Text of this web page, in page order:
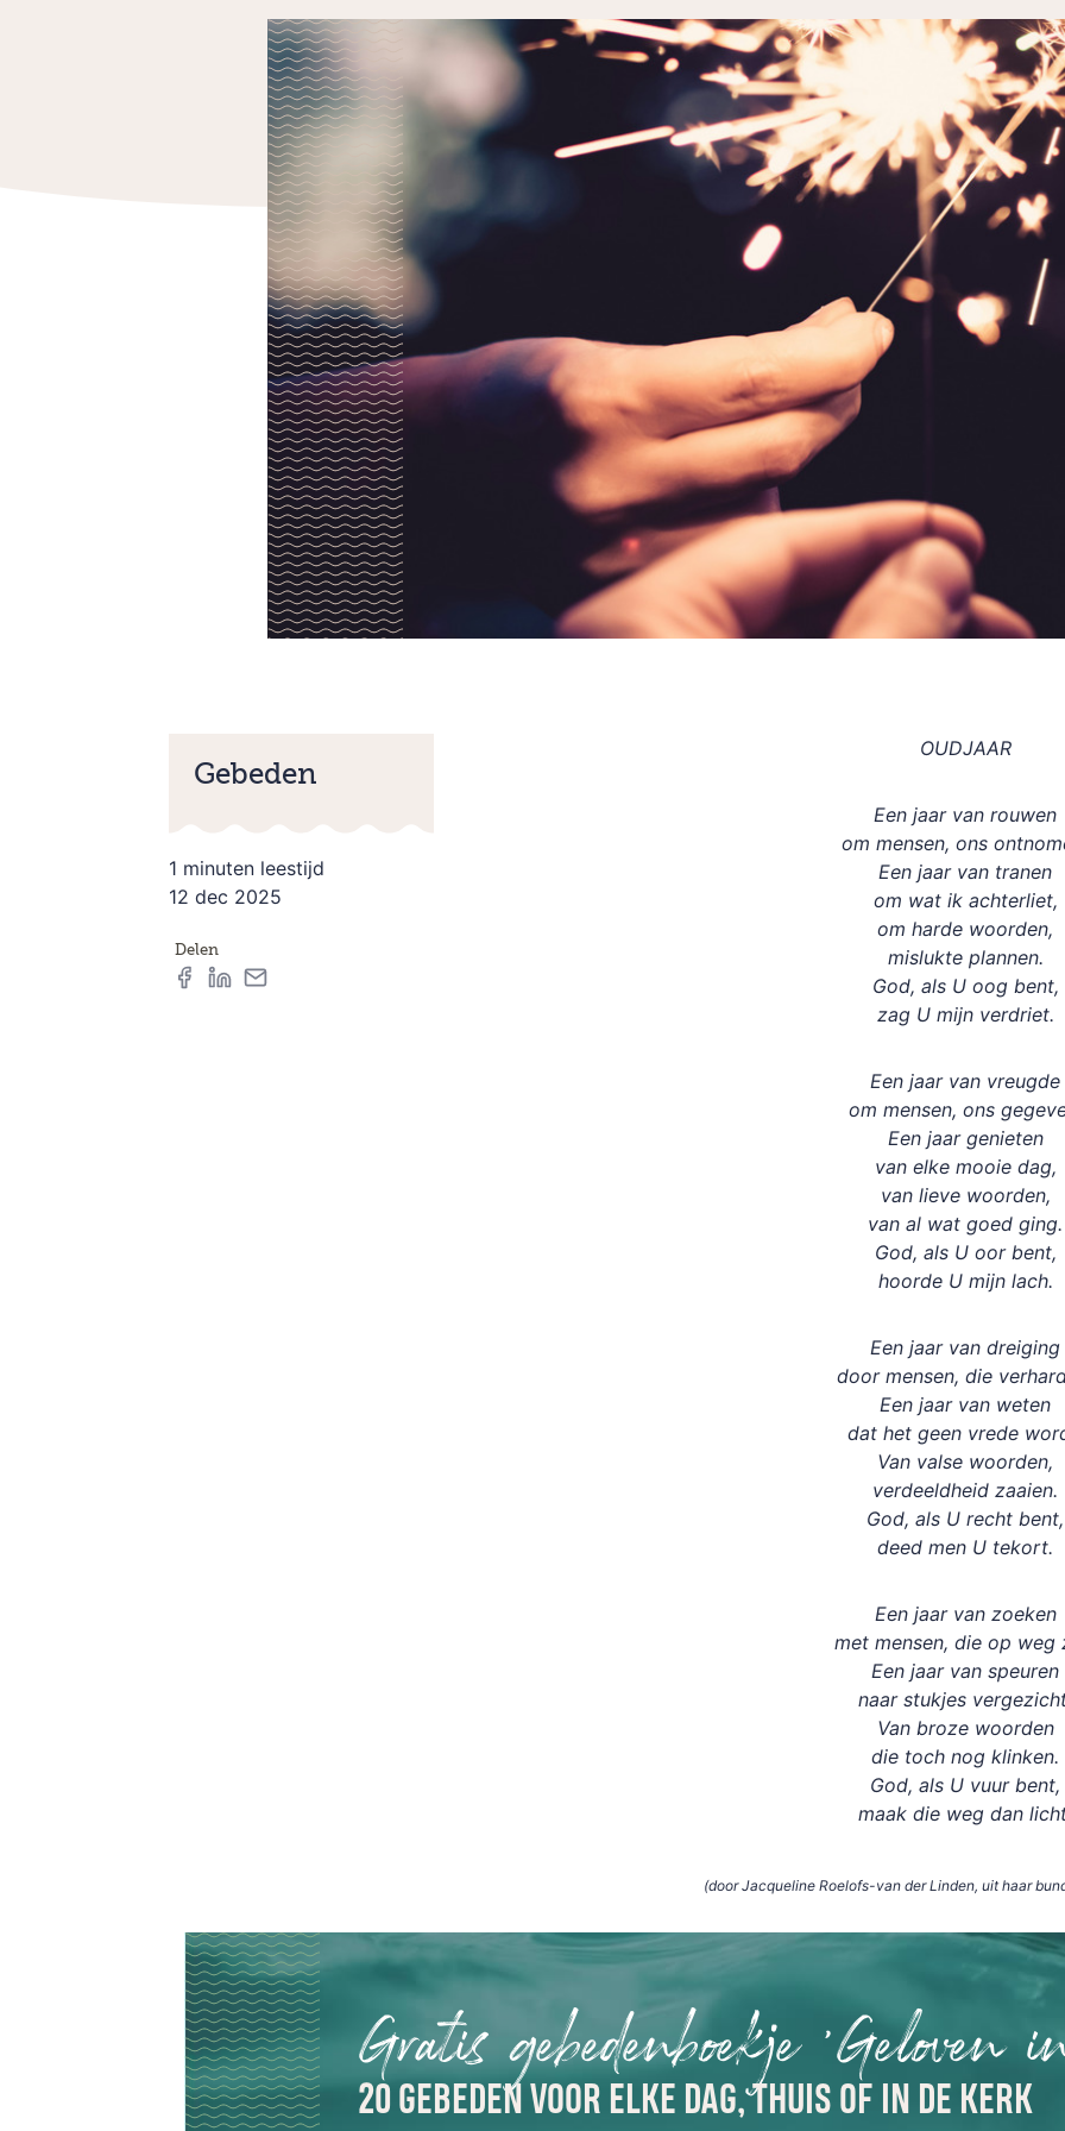
OUDJAAR
Een jaar van rouwen
om mensen, ons
Een jaar van tranen
om wat ik achterliet,
om harde woorden,
mislukte plannen.
God, als U oog bent,
zag U mijn verdriet.
Een jaar van vreugde
om mensen, ons
Een jaar genieten
van elke mooie dag,
van lieve woorden,
van al wat goed ging.
God, als U oor bent,
hoorde U mijn lach.
Een jaar van dreiging
door mensen, die
Een jaar van weten
dat het geen vrede
Van valse woorden,
verdeeldheid zaaien.
God, als U recht bent,
deed men U tekort.
Een jaar van zoeken
met mensen, die op weg
Een jaar van speuren
naar stukjes
Van broze woorden
die toch nog klinken.
God, als U vuur bent,
maak die weg dan
(door Jacqueline Roelofs-van der Linden, uit haar
Gratis gebedenboekje 'Geloven
20 GEBEDEN VOOR ELKE DAG, THUIS OF IN DE KERK
Gebeden
1 minuten leestijd
12 dec 2025
Delen